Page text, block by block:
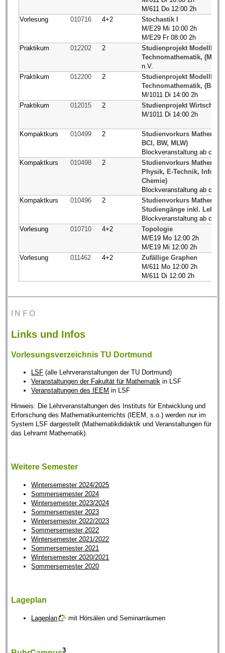
M/611 Do 12:00 2h
Vorlesung
010716 4+2
Stochastik I
M/E29 Mi 10:00 2h
M/E29 Fr 08:00 2h
Praktikum
012202 2
Studienprojekt
Technomathematik,
n.V.
Praktikum
012200 2
Studienprojekt
Technomathematik,
M/1011 Di 14:00 2h
Praktikum
012015 2
Studienprojekt
M/1011 Di 14:00 2h
Kompaktkurs 010499 2
Studienvorkurs
BCI, BW, MLW)
Blockveranstaltung ab ca.
Kompaktkurs
010498 2
Studienvorkurs
Physik, E-Technik,
Chemie)
Blockveranstaltung ab ca.
Kompaktkurs
010496 2
Studienvorkurs
Studiengänge inkl.
Blockveranstaltung ab ca.
Vorlesung
010710 4+2
Topologie
M/E19 Mo 12:00 2h
M/E19 Mi 12:00 2h
Vorlesung
011462 4+2
Zufällige Graphen
M/611 Mo 12:00 2h
M/611 Di 12:00 2h
INFO
Links und Infos
Vorlesungsverzeichnis TU Dortmund
LSF (alle Lehrveranstaltungen der TU Dortmund)
Veranstaltungen der Fakultät für Mathematik in LSF
Veranstaltungen des IEEM in LSF
Hinweis: Die Lehrveranstaltungen des Instituts für Entwicklung und
Erforschung des Mathematikunterrichts (IEEM, s.o.) werden nur im
System LSF dargestellt (Mathematikdidaktik und Veranstaltungen für
das Lehramt Mathematik).
Weitere Semester
Wintersemester 2024/2025
Sommersemester 2024
Wintersemester 2023/2024
Sommersemester 2023
Wintersemester 2022/2023
Sommersemester 2022
Wintersemester 2021/2022
Sommersemester 2021
Wintersemester 2020/2021
Sommersemester 2020
Lageplan
Lageplan mit Hörsälen und Seminarräumen
3